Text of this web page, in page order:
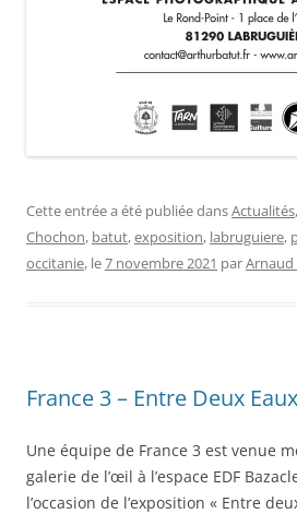
Cette entrée a été publiée dansActualités
Chochon, batut,exposition, labruguiere,
occitanie, le7 novembre 2021 parArnaud
France 3 – Entre Deux Eaux
Une équipe de France 3 est venue
galerie de l’œil à l’espace EDF
l’occasion de l’exposition « Entre